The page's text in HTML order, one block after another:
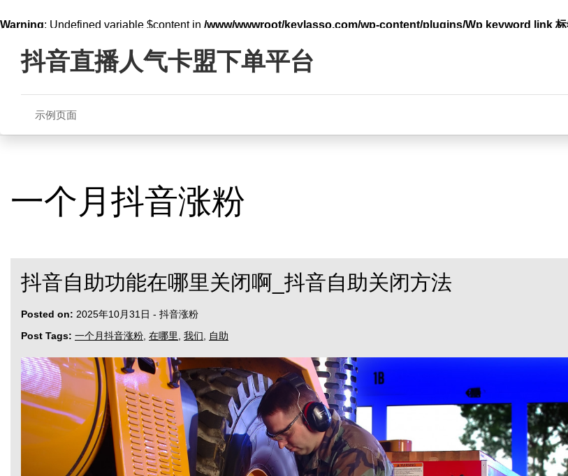
Warning: Undefined variable $content in /www/wwwroot/keylasso.com/wp-content/plugins/Wp keyword link
content抖音直播人气卡盟下单平台
示例页面
一个月抖音涨粉
抖音自助功能在哪里关闭啊_抖音自助关闭方法
Posted on: 2025年10月31日 - 抖音涨粉
Post Tags: 一个月抖音涨粉 在哪里 我们 自助